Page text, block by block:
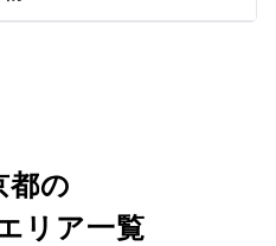
都の
リア一覧